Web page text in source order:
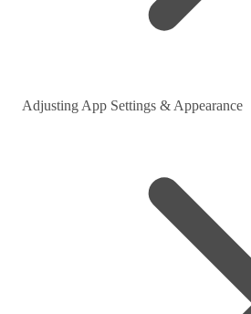
Adjusting App Settings & Appearance